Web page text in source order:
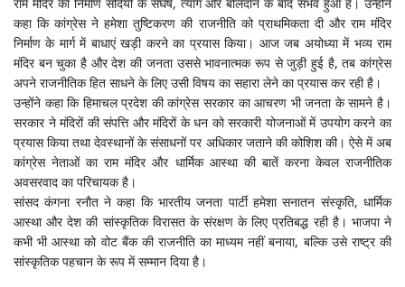
कहा कि कांग्रेस ने हमेशा तुष्टिकरण की राजनीति को प्राथमिकता दी और राम मंदिर
निर्माण के मार्ग में बाधाएं खड़ी करने का प्रयास किया। आज जब अयोध्या में भव्य राम
मंदिर बन चुका है और देश की जनता उससे भावनात्मक रूप से जुड़ी हुई है, तब कांग्रेस
अपने राजनीतिक हित साधने के लिए उसी विषय का सहारा लेने का प्रयास कर रही है।
उन्होंने कहा कि हिमाचल प्रदेश की कांग्रेस सरकार का आचरण भी जनता के सामने है।
सरकार ने मंदिरों की संपत्ति और मंदिरों के धन को सरकारी योजनाओं में उपयोग करने का
प्रयास किया तथा देवस्थानों के संसाधनों पर अधिकार जताने की कोशिश की। ऐसे में अब
कांग्रेस नेताओं का राम मंदिर और धार्मिक आस्था की बातें करना केवल राजनीतिक
अवसरवाद का परिचायक है।
सांसद कंगना रनौत ने कहा कि भारतीय जनता पार्टी हमेशा सनातन संस्कृति, धार्मिक
आस्था और देश की सांस्कृतिक विरासत के संरक्षण के लिए प्रतिबद्ध रही है। भाजपा ने
कभी भी आस्था को वोट बैंक की राजनीति का माध्यम नहीं बनाया, बल्कि उसे राष्ट्र की
सांस्कृतिक पहचान के रूप में सम्मान दिया है।